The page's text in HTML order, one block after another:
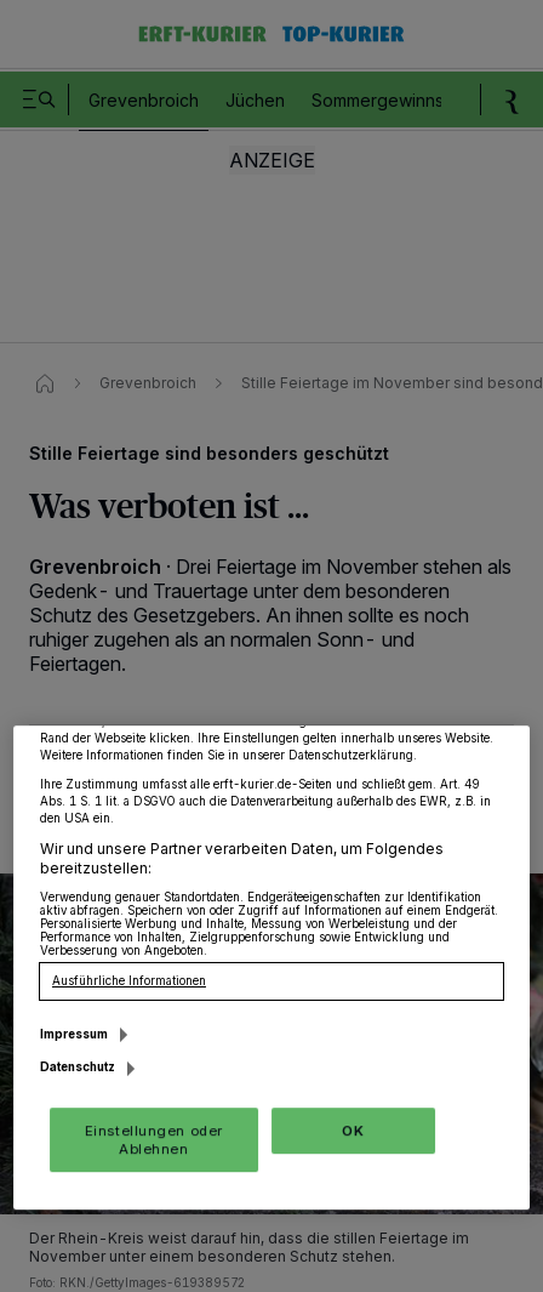
Grevenbroich Jüchen Sommergewinnspiel
Grevenbroich Stille Feiertage im November sind
Stille Feiertage sind besonders geschützt
Was verboten ist ...
Grevenbroich · Drei Feiertage im November stehen als
Gedenk- und Trauertage unter dem besonderen
Schutz des Gesetzgebers. An ihnen sollte es noch
ruhiger zugehen als an normalen Sonn- und
Feiertagen.
26.10.2024 , 15:12 Uhr Eine Minute Lesezeit
Der Rhein-Kreis weist darauf hin, dass die stillen Feiertage im
November unter einem besonderen Schutz stehen.
Foto: RKN./GettyImages-619389572
Wir und unsere 218
-Partner speichern und greifen auf personenbezogene Daten
wie Browserdaten oder eindeutige Kennungen auf Ihrem Gerät zu. Durch Auswahl
von OK aktivieren Sie Tracking-Technologien für die unter „Wir und unsere
Partner verarbeiten Daten, um Ihnen Dienste bereitzustellen“ aufgeführten
Zwecke. Wenn Tracker deaktiviert sind, sind manche Inhalte und Anzeigen
Rand der Webseite klicken. Ihre Einstellungen gelten innerhalb unseres Website.
Weitere Informationen finden Sie in unserer Datenschutzerklärung.
Ihre Zustimmung umfasst alle erft-kurier.de-Seiten und schließt gem. Art. 49
Abs. 1 S. 1 lit. a DSGVO auch die Datenverarbeitung außerhalb des EWR, z.B. in
den USA ein.
Wir und unsere Partner verarbeiten Daten, um Folgendes
bereitzustellen:
Verwendung genauer Standortdaten. Endgeräteeigenschaften zur Identifikation
aktiv abfragen. Speichern von oder Zugriff auf Informationen auf einem Endgerät.
Personalisierte Werbung und Inhalte, Messung von Werbeleistung und der
Performance von Inhalten, Zielgruppenforschung sowie Entwicklung und
Verbesserung von Angeboten.
Ausführliche Informationen
Impressum
Datenschutz
Einstellungen oder
Ablehnen
OK